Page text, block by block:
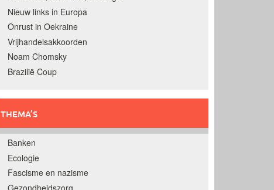
Nieuw links in Europa
Onrust in Oekraine
Vrijhandelsakkoorden
Noam Chomsky
Brazilië Coup
THEMA’S
Banken
Ecologie
Fascisme en nazisme
Gezondheidszorg